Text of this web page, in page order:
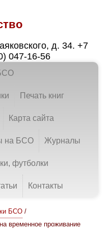
д. 34. +7
047-16-56
Печать книг
Карта сайта
на БСО Журналы
футболки
Контакты
БСО /
временное проживание